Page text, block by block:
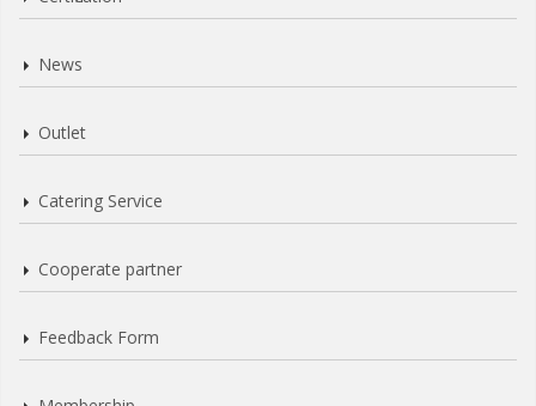
News
Outlet
Catering Service
Cooperate partner
Feedback Form